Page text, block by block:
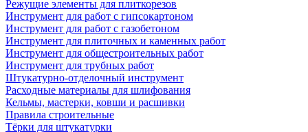
Режущие элементы для плиткорезов
Инструмент для работ с гипсокартоном
Инструмент для работ с газобетоном
Инструмент для плиточных и каменных работ
Инструмент для общестроительных работ
Инструмент для трубных работ
Штукатурно-отделочный инструмент
Расходные материалы для шлифования
Кельмы, мастерки, ковши и расшивки
Правила строительные
Тёрки для штукатурки